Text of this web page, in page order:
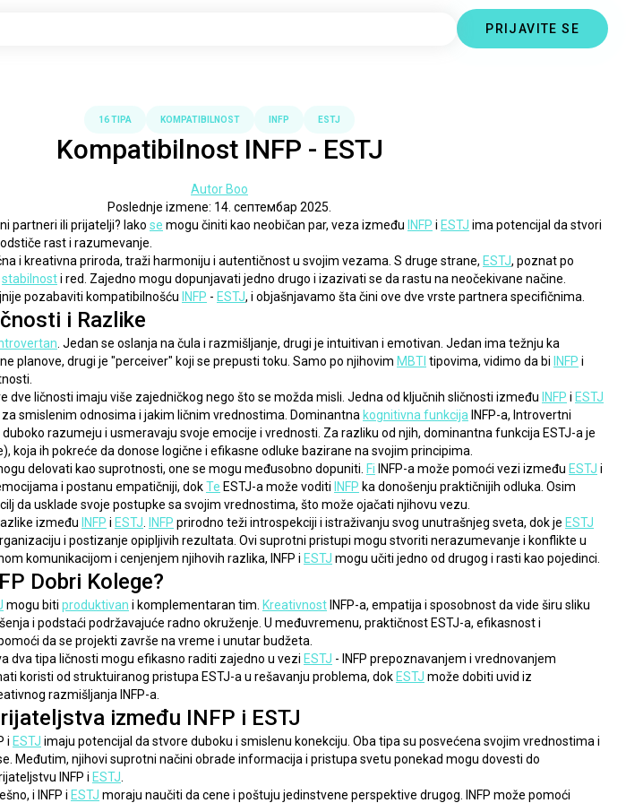
PRIJAVITE SE
16 TIPA KOMPATIBILNOST INFP ESTJ
Kompatibilnost INFP - ESTJ
Autor Boo
Poslednje izmene: 14. септембар 2025.
partneri ili prijatelji? Iako se mogu činiti kao neobičan par, veza između INFP i ESTJ ima potencijal da stvori
rast i razumevanje.
i kreativna priroda, traži harmoniju i autentičnost u svojim vezama. S druge strane, ESTJ, poznat po
stabilnost i red. Zajedno mogu dopunjavati jedno drugo i izazivati se da rastu na neočekivane načine.
pozabaviti kompatibilnošću INFP - ESTJ, i objašnjavamo šta čini ove dve vrste partnera specifičnima.
i Razlike
. Jedan se oslanja na čula i razmišljanje, drugi je intuitivan i emotivan. Jedan ima težnju ka
planove, drugi je "perceiver" koji se prepusti toku. Samo po njihovim MBTI tipovima, vidimo da bi INFP
dve ličnosti imaju više zajedničkog nego što se možda misli. Jedna od ključnih sličnosti između INFP i ESTJ
za smislenim odnosima i jakim ličnim vrednostima. Dominantna kognitivna funkcija INFP-a, Introvertni
razumeju i usmeravaju svoje emocije i vrednosti. Za razliku od njih, dominantna funkcija ESTJ-a je
koja ih pokreće da donose logične i efikasne odluke bazirane na svojim principima.
delovati kao suprotnosti, one se mogu međusobno dopuniti. Fi INFP-a može pomoći vezi između ESTJ
i postanu empatičniji, dok Te ESTJ-a može voditi INFP ka donošenju praktičnijih odluka. Osim
da usklade svoje postupke sa svojim vrednostima, što može ojačati njihovu vezu.
između INFP i ESTJ INFP prirodno teži introspekciji i istraživanju svog unutrašnjeg sveta, dok je ESTJ
i postizanje opipljivih rezultata. Ovi suprotni pristupi mogu stvoriti nerazumevanje i konflikte u
komunikacijom i cenjenjem njihovih razlika, INFP i ESTJ mogu učiti jedno od drugog i rasti kao pojedinci.
Dobri Kolege?
mogu biti produktivan i komplementaran tim. Kreativnost INFP-a, empatija i sposobnost da vide širu sliku
i podstaći podržavajuće radno okruženje. U međuvremenu, praktičnost ESTJ-a, efikasnost i
da se projekti završe na vreme i unutar budžeta.
dva tipa ličnosti mogu efikasno raditi zajedno u vezi ESTJ - INFP prepoznavanjem i vrednovanjem
koristi od struktuiranog pristupa ESTJ-a u rešavanju problema, dok ESTJ može dobiti uvid iz
razmišljanja INFP-a.
između INFP i ESTJ
i ESTJ imaju potencijal da stvore duboku i smislenu konekciju. Oba tipa su posvećena svojim vrednostima i
Međutim, njihovi suprotni načini obrade informacija i pristupa svetu ponekad mogu dovesti do
INFP i ESTJ
i INFP i ESTJ moraju naučiti da cene i poštuju jedinstvene perspektive drugog. INFP može pomoći